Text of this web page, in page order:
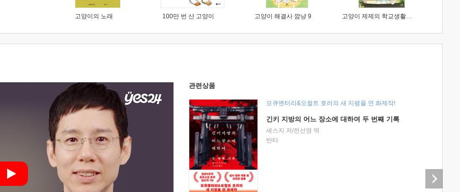
고양이의 노래 100만 번 산 고양이 고양이 해결사 깜냥 9 고양이 제제의 학교생활 1 : 초등학생이 이렇게 힘들 줄이야
관련상품
모큐멘터리&오컬트 호러의 새 지평을 연 화제작!
긴키 지방의 어느 장소에 대하여 두 번째 기록
세스지 저/전선영 역
반타